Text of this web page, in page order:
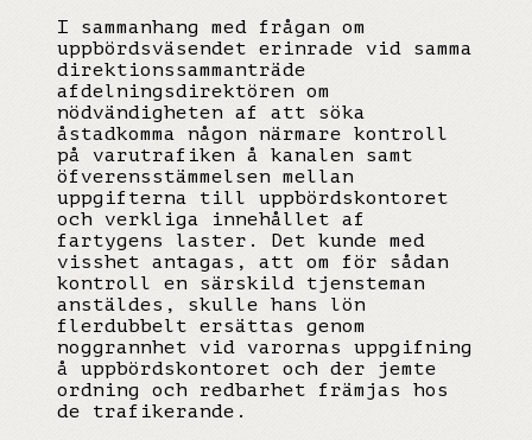
I sammanhang med frågan om
uppbördsväsendet erinrade vid samma
direktionssammanträde
afdelningsdirektören om
nödvändigheten af att söka
åstadkomma någon närmare kontroll
på varutrafiken å kanalen samt
öfverensstämmelsen mellan
uppgifterna till uppbördskontoret
och verkliga innehållet af
fartygens laster. Det kunde med
visshet antagas, att om för sådan
kontroll en särskild tjensteman
anstäldes, skulle hans lön
flerdubbelt ersättas genom
noggrannhet vid varornas uppgifning
å uppbördskontoret och der jemte
ordning och redbarhet främjas hos
de trafikerande.